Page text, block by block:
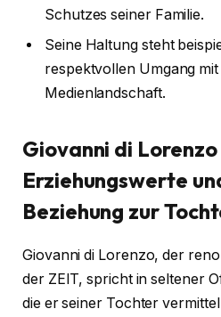
Schutzes seiner Familie.
Seine Haltung steht
respektvollen Umgang
Medienlandschaft.
Giovanni di
Erziehungswerte
Beziehung zur
Giovanni di Lorenzo, der
der ZEIT, spricht in seltener
die er seiner Tochter